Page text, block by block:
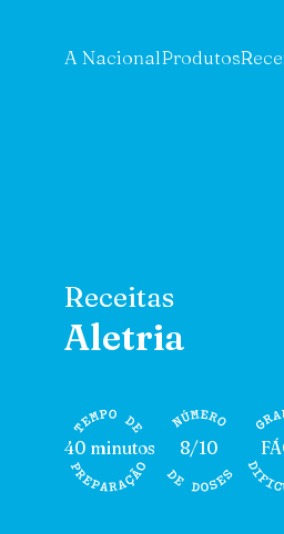
A NacionalProdutos
Receitas
Aletria
40 minutos 8/10